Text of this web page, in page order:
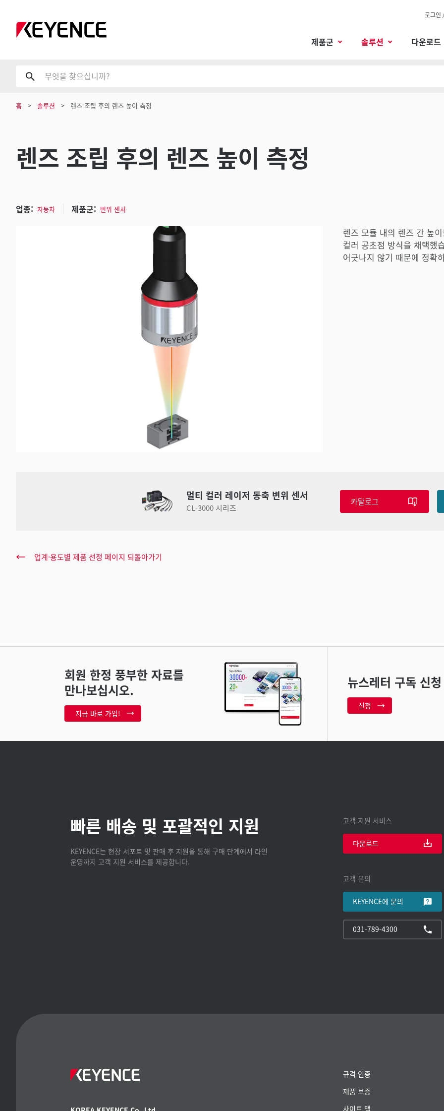
로그인
제품군 솔루션 다운로드
홈 솔루션 렌즈 조립 후의 렌즈 높이 측정
렌즈 조립 후의 렌즈 높이 측정
업종: 자동차 제품군: 변위 센서
렌즈 모듈 내의 렌즈 간 높
컬러 공초점 방식을 채택했
어긋나지 않기 때문에 정확
멀티 컬러 레이저 동축 변위 센서
CL-3000 시리즈
카탈로그
업계·용도별 제품 선정 페이지 되돌아가기
회원 한정 풍부한 자료를
만나보십시오.
지금 바로 가입!
뉴스레터 구독 신청
신청
빠른 배송 및 포괄적인 지원
KEYENCE는 현장 서포트 및 판매 후 지원을 통해 구매 단계에서 라인
운영까지 고객 지원 서비스를 제공합니다.
고객 지원 서비스
다운로드
고객 문의
KEYENCE에 문의
031-789-4300
규격 인증
제품 보증
사이트 맵